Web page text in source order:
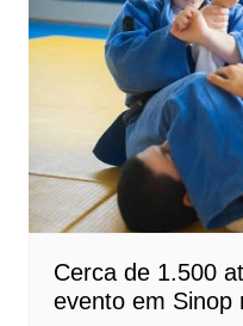
Cerca de 1.500
evento em Sinop